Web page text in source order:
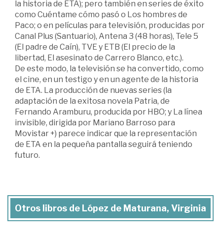
la historia de ETA); pero también en series de éxito
como Cuéntame cómo pasó o Los hombres de
Paco; o en películas para televisión, producidas por
Canal Plus (Santuario), Antena 3 (48 horas), Tele 5
(El padre de Caín), TVE y ETB (El precio de la
libertad, El asesinato de Carrero Blanco, etc.).
De este modo, la televisión se ha convertido, como
el cine, en un testigo y en un agente de la historia
de ETA. La producción de nuevas series (la
adaptación de la exitosa novela Patria, de
Fernando Aramburu, producida por HBO; y La línea
invisible, dirigida por Mariano Barroso para
Movistar +) parece indicar que la representación
de ETA en la pequeña pantalla seguirá teniendo
futuro.
Otros libros de López de Maturana, Virginia